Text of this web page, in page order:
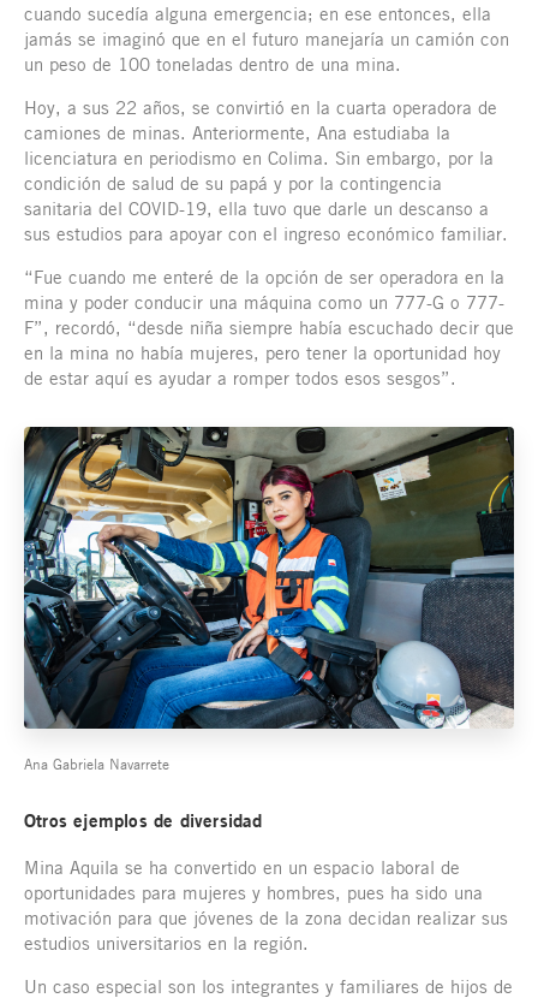
cuando sucedía alguna emergencia; en ese entonces, ella
jamás se imaginó que en el futuro manejaría un camión con
un peso de 100 toneladas dentro de una mina.
Hoy, a sus 22 años, se convirtió en la cuarta operadora de
camiones de minas. Anteriormente, Ana estudiaba la
licenciatura en periodismo en Colima. Sin embargo, por la
condición de salud de su papá y por la contingencia
sanitaria del COVID-19, ella tuvo que darle un descanso a
sus estudios para apoyar con el ingreso económico familiar.
“Fue cuando me enteré de la opción de ser operadora en la
mina y poder conducir una máquina como un 777-G o 777-
F”, recordó, “desde niña siempre había escuchado decir que
en la mina no había mujeres, pero tener la oportunidad hoy
de estar aquí es ayudar a romper todos esos sesgos”.
Ana Gabriela Navarrete
Otros ejemplos de diversidad
Mina Aquila se ha convertido en un espacio laboral de
oportunidades para mujeres y hombres, pues ha sido una
motivación para que jóvenes de la zona decidan realizar sus
estudios universitarios en la región.
Un caso especial son los integrantes y familiares de hijos de